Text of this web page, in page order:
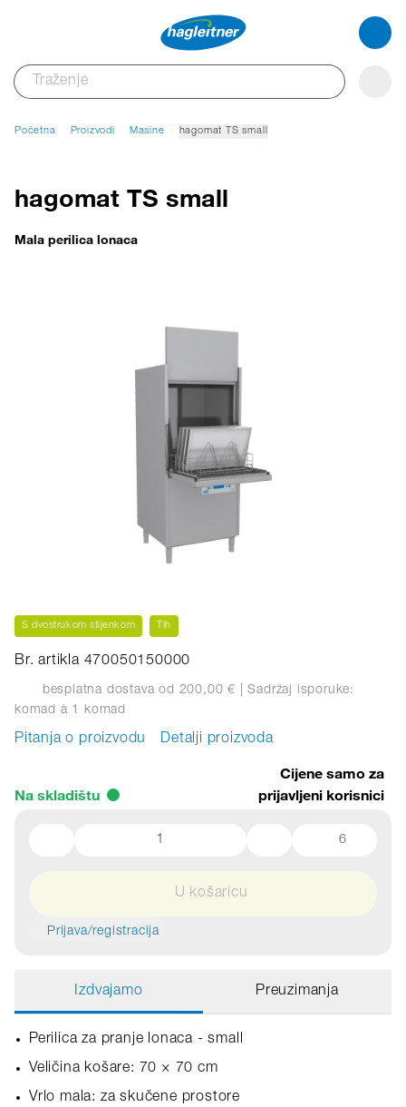
Početna Proizvodi Masine hagomat TS small
hagomat TS small
Mala perilica lonaca
S dvostrukom stijenkom Tih
Br. artikla 470050150000
besplatna dostava od 200,00 € | Sadržaj isporuke:
komad à 1 komad
Pitanja o proizvodu Detalji proizvoda
Na skladištu
Cijene samo za
prijavljeni korisnici
6
U košaricu
Prijava/registracija
Izdvajamo Preuzimanja
Perilica za pranje lonaca - small
Veličina košare: 70 × 70 cm
Vrlo mala: za skučene prostore